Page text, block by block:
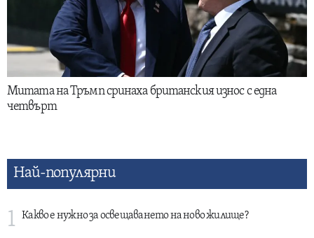
Митата на Тръмп сринаха британския износ с една
четвърт
Най-популярни
1 Какво е нужно за освещаването на ново жилище?